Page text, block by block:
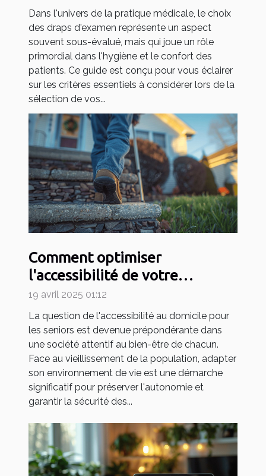
Dans l'univers de la pratique médicale, le choix
des draps d'examen représente un aspect
souvent sous-évalué, mais qui joue un rôle
primordial dans l'hygiène et le confort des
patients. Ce guide est conçu pour vous éclairer
sur les critères essentiels à considérer lors de la
sélection de vos...
Comment optimiser
l'accessibilité de votre
domicile pour seniors
19 avril 2025 01:12
La question de l'accessibilité au domicile pour
les seniors est devenue prépondérante dans
une société attentif au bien-être de chacun.
Face au vieillissement de la population, adapter
son environnement de vie est une démarche
significatif pour préserver l'autonomie et
garantir la sécurité des...